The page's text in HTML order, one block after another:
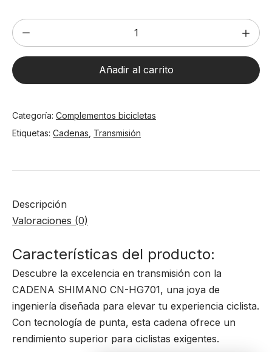
Cadena
Shimano
CN-
HG701
Añadir al carrito
Categoría: Complementos bicicletas
Etiquetas: Cadenas Transmisión
Descripción
Valoraciones (0)
Características del producto:
Descubre la excelencia en transmisión con la
CADENA SHIMANO CN-HG701, una joya de
ingeniería diseñada para elevar tu experiencia ciclista.
Con tecnología de punta, esta cadena ofrece un
rendimiento superior para ciclistas exigentes.